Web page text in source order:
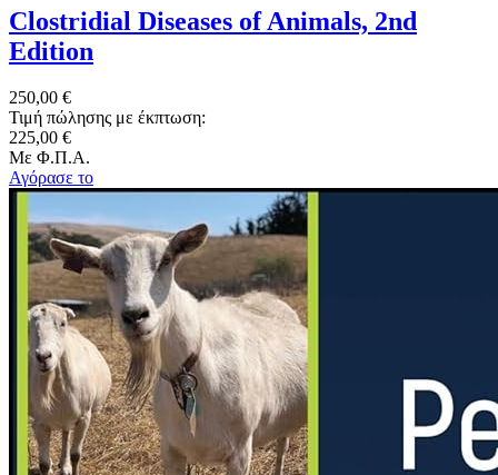
Clostridial Diseases of Animals, 2nd
Edition
250,00 €
Τιμή πώλησης με έκπτωση:
225,00 €
Με Φ.Π.Α.
Αγόρασε το